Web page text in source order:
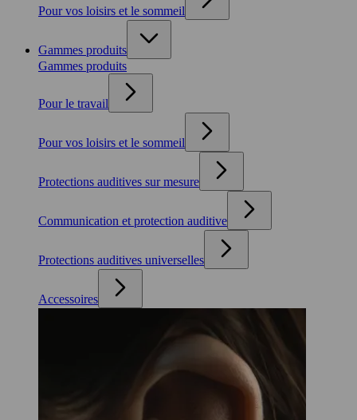
Pour vos loisirs et le sommeil
Gammes produits
Gammes produits
Pour le travail
Pour vos loisirs et le sommeil
Protections auditives sur mesure
Communication et protection auditive
Protections auditives universelles
Accessoires